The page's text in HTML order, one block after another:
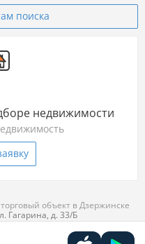
поиска
недвижимости
объект в Дзержинске
Гагарина, д. 33/Б